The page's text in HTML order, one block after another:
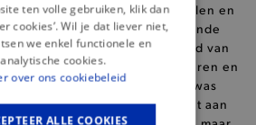
pasvormen, nieuwe stijlen en
Een van de meest baanbrekende
geïntroduceerd in de wereld van
de rits in hun jeans voor heren en
de dag vanzelfsprekend lijkt, was
stap voorwaarts. Dit toont aan
ten volle gebruiken, klik dan
cookies’. Wil je dat liever niet,
we enkel functionele en
analytische cookies.
over ons cookiebeleid
ALLE COOKIES